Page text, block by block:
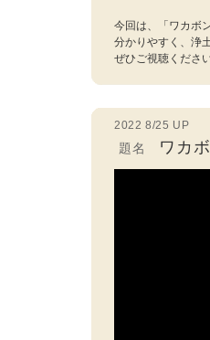
今回は、「ワカボ
分かりやすく、浄
ぜひご視聴ください
2022 8/25 UP
題名 ワカ